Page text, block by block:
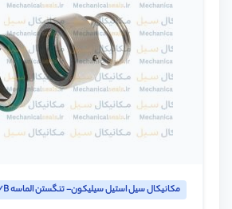
مکانیکال سیل استیل سیلیکون- تنگستن الماسه 120A/B